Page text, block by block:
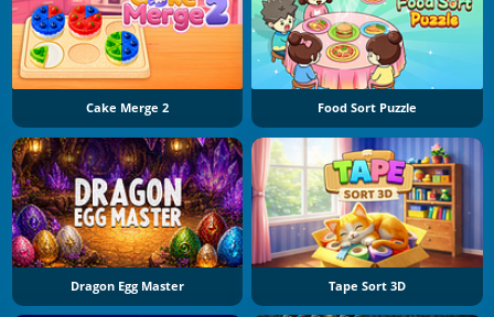
Cake Merge 2 Food Sort Puzzle
Dragon Egg Master Tape Sort 3D